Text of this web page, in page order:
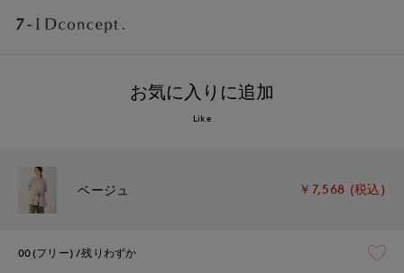
お気に入りに追加
Like
ベージュ ￥7,568 (税込)
00(フリー) 残りわずか